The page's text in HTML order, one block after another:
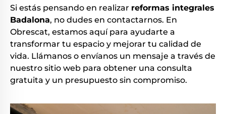
Si estás pensando en realizar reformas integrales
Badalona, no dudes en contactarnos. En
Obrescat, estamos aquí para ayudarte a
transformar tu espacio y mejorar tu calidad de
vida. Llámanos o envíanos un mensaje a través de
nuestro sitio web para obtener una consulta
gratuita y un presupuesto sin compromiso.